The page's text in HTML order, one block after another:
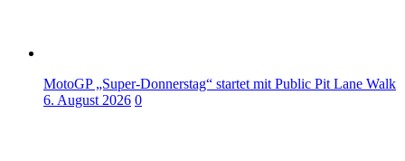
MotoGP „Super-Donnerstag“ startet mit Public Pit Lane Walk
6. August 2026 0